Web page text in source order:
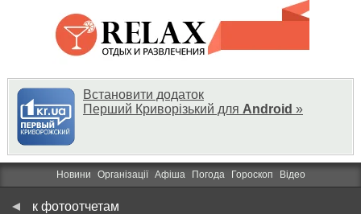
Встановити додаток
Перший Криворізький для Android »
Новини Організації Афіша Погода Гороскоп Відео
к фотоотчетам